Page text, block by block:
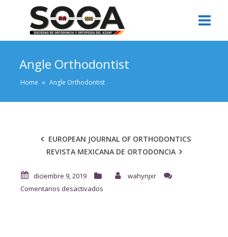
Angle Orthodontist
Home » Angle Orthodontist
EUROPEAN JOURNAL OF ORTHODONTICS
REVISTA MEXICANA DE ORTODONCIA
diciembre 9, 2019
wahynjxr
Comentarios desactivados